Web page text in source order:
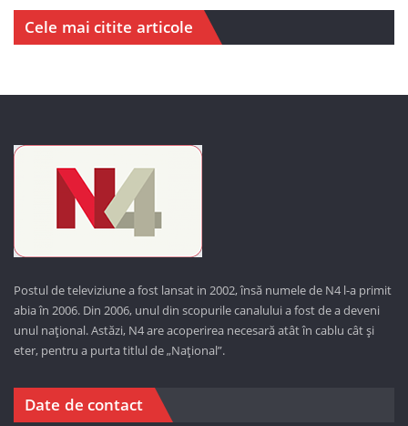
Cele mai citite articole
Postul de televiziune a fost lansat in 2002, însă numele de N4 l-a primit
abia în 2006. Din 2006, unul din scopurile canalului a fost de a deveni
unul național. Astăzi, N4 are acoperirea necesară atât în cablu cât și
eter, pentru a purta titlul de „Național”.
Date de contact